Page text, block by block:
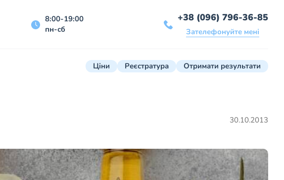
8:00-19:00
пн-сб
+38 (096) 796-36-85
Зателефонуйте мені
Ціни Реєстратура Отримати результати
30.10.2013